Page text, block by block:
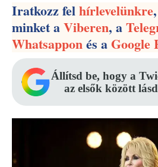
Iratkozz felhírlevelünkre
minket aViberen, a
Whatsapponés aGoogle
Állítsd be, hogy a
az elsők között